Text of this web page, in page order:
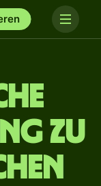
zu